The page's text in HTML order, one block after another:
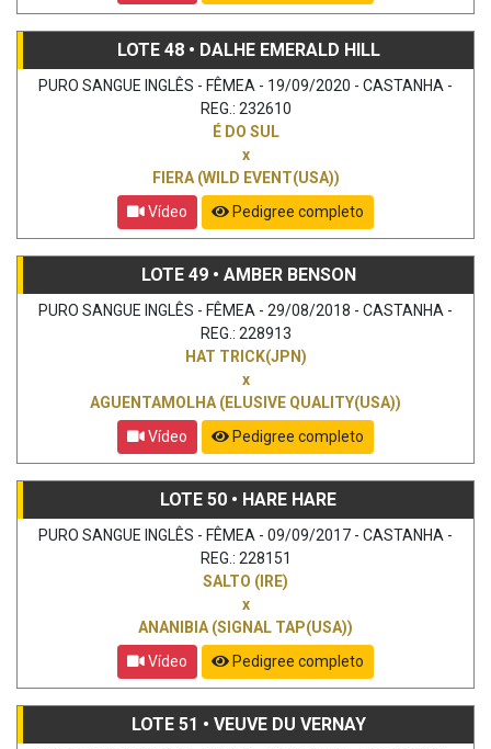
LOTE 48 • DALHE EMERALD HILL
PURO SANGUE INGLÊS - FÊMEA - 19/09/2020 - CASTANHA -
REG.: 232610
É DO SUL
x
FIERA (WILD EVENT(USA))
Vídeo
Pedigree completo
LOTE 49 • AMBER BENSON
PURO SANGUE INGLÊS - FÊMEA - 29/08/2018 - CASTANHA -
REG.: 228913
HAT TRICK(JPN)
x
AGUENTAMOLHA (ELUSIVE QUALITY(USA))
Vídeo
Pedigree completo
LOTE 50 • HARE HARE
PURO SANGUE INGLÊS - FÊMEA - 09/09/2017 - CASTANHA -
REG.: 228151
SALTO (IRE)
x
ANANIBIA (SIGNAL TAP(USA))
Vídeo
Pedigree completo
LOTE 51 • VEUVE DU VERNAY